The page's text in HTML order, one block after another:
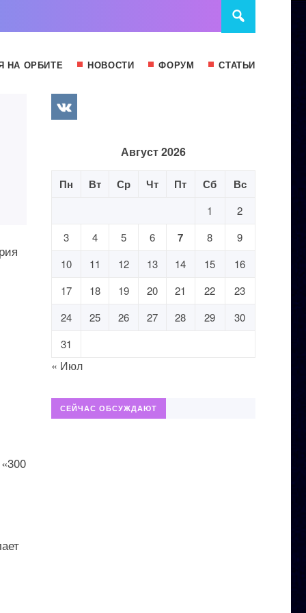
НА ОРБИТЕ НОВОСТИ ФОРУМ СТАТЬИ
Август 2026
Пн Вт Ср Чт Пт Сб Вс
1
2
3
4 5 6 7 8
9
10
11 12 13 14 15
16
17
18 19 20 21 22
23
24
25 26 27 28 29
30
31
« Июл
СЕЙЧАС ОБСУЖДАЮТ